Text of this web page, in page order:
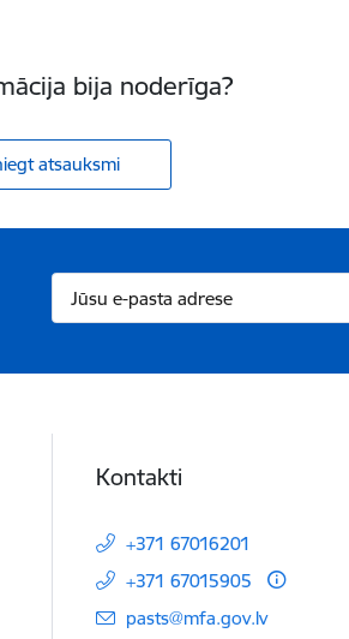
bija noderīga?
atsauksmi
Kontakti
+371 67016201
+371 67015905
E-pasts:
pasts@mfa.gov.lv